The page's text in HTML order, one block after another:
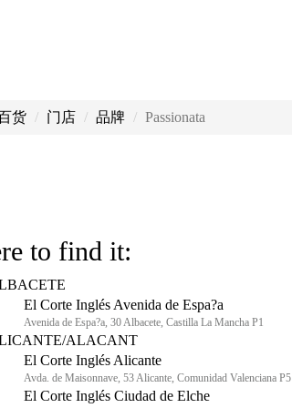
货 门店 品牌 Passionata
to find it:
El Corte Inglés Avenida de Espa?a
Avenida de Espa?a, 30 Albacete, Castilla La Mancha P1
ALACANT
El Corte Inglés Alicante
Avda. de Maisonnave, 53 Alicante, Comunidad Valenciana P5
El Corte Inglés Ciudad de Elche